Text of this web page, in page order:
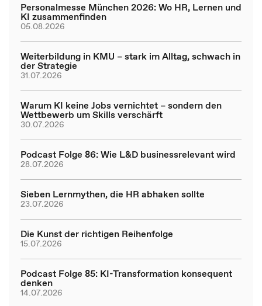
Personalmesse München 2026: Wo HR, Lernen und
KI zusammenfinden
05.08.2026
Weiterbildung in KMU – stark im Alltag, schwach in
der Strategie
31.07.2026
Warum KI keine Jobs vernichtet – sondern den
Wettbewerb um Skills verschärft
30.07.2026
Podcast Folge 86: Wie L&D businessrelevant wird
28.07.2026
Sieben Lernmythen, die HR abhaken sollte
23.07.2026
Die Kunst der richtigen Reihenfolge
15.07.2026
Podcast Folge 85: KI-Transformation konsequent
denken
14.07.2026